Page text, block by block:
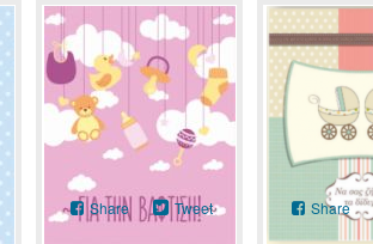
Share Tweet Share